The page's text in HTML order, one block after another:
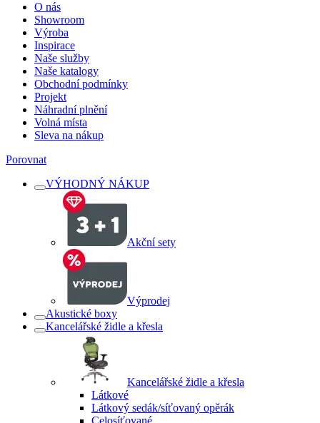
O nás
Showroom
Výroba
Inspirace
Naše služby
Naše katalogy
Obchodní podmínky
Projekt
Náhradní plnění
Volná místa
Sleva na nákup
Porovnat
VÝHODNÝ NÁKUP
Akční sety
Výprodej
Akustické boxy
Kancelářské židle a křesla
Kancelářské židle a křesla
Látkové
Látkový sedák/síťovaný opěrák
Celosíťované